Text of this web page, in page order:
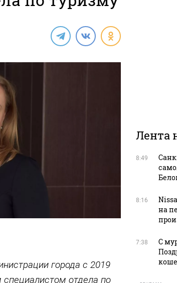
города с 2019
специалистом отдела по
Лента
8:49
8:16
на
7:38
С